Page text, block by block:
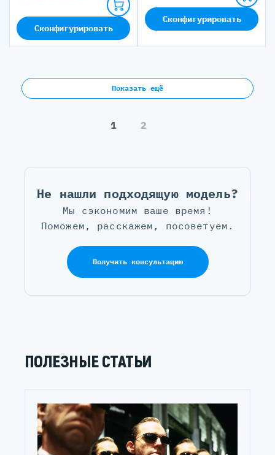
Сконфигурировать
Сконфигурировать
Показать ещё
1 2
Не нашли подходящую модель?
Мы сэкономим ваше время!
Поможем, расскажем, посоветуем.
Получить консультацию
ПОЛЕЗНЫЕ СТАТЬИ